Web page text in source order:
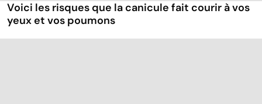
Voici les risques que la canicule fait courir à vos
yeux et vos poumons